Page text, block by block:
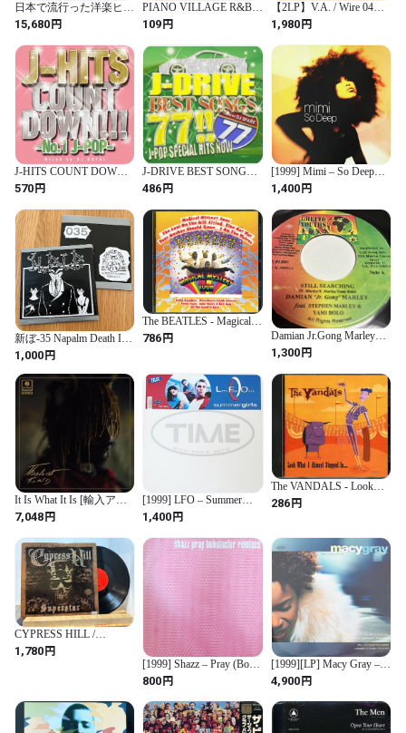
日本で流行った洋楽ヒッ
ト '69～'79 CD5枚組
15,680円
PIANO VILLAGE R&B
MELLOW TONE compiled
by DJ AT THE
WORK【CD、音楽 中古
CD】レンタル落ちmr-
220815-199
109円
【2LP】V.A. / Wire 04
Compilation (Ki/oon)
(SYUM 0268/0269)
1,980円
J-HITS COUNT DOWN
No.1 J-POP Mixed by DJ
ROYAL 2CD【CD、音楽
中古 CD】レンタル落ち
mr-233595-196
570円
J-DRIVE BEST SONGS
77!! J-POP SPECIAL
HITS NOW Mixed by DJ
SPARK【CD、音楽 中古
CD】レンタル落ちmr-
233142-196
486円
[1999] Mimi – So Deep
[Victor]
1,400円
新ぼ-35 Napalm Death Is
Dead - 無題 (通称：泥門
博士) (CD-R)
1,000円
The BEATLES - Magical
Mystery Tour [CD]
786円
Damian Jr.Gong Marley
Still Searchingインチ
1,300円
It Is What It Is [輸入アナ
ログ盤 / レッド・ヴァイ
ナル / 日本語帯付 / 解説
書 / 歌詞対訳付]
(BF100BR) [Analog]
7,048円
[1999] LFO – Summer
Girls [TIME Records]
1,400円
The VANDALS - Look
What I Almost Stepped In
[CD]
286円
CYPRESS HILL /
SUPERSTAR
1,780円
[1999] Shazz – Pray (Bob
Sinclar Remixes)
[Columbia]
800円
[1999][LP] Macy Gray –
On How Life Is [Epic]
4,900円